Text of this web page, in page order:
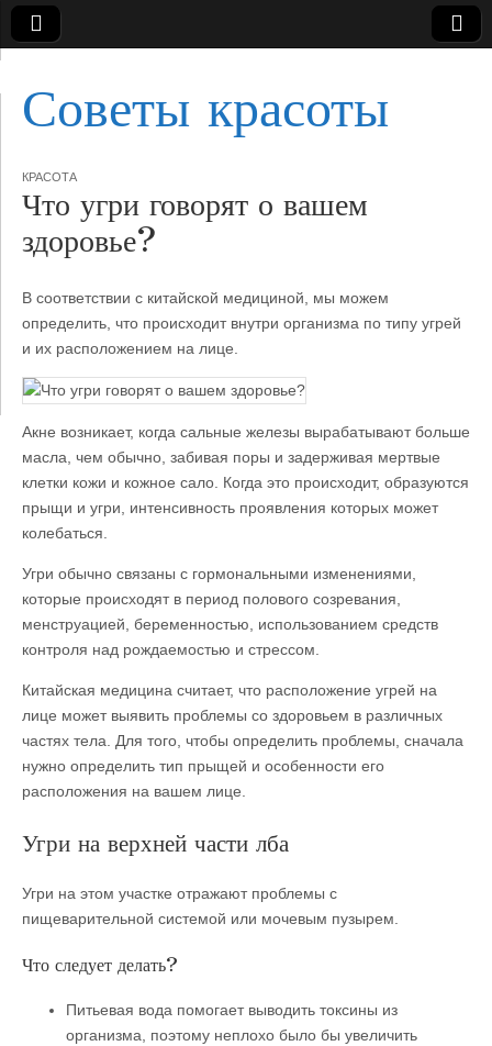
Советы красоты
КРАСОТА
Что угри говорят о вашем
здоровье?
В соответствии с китайской медициной, мы можем
определить, что происходит внутри организма по типу угрей
и их расположением на лице.
Акне возникает, когда сальные железы вырабатывают больше
масла, чем обычно, забивая поры и задерживая мертвые
клетки кожи и кожное сало. Когда это происходит, образуются
прыщи и угри, интенсивность проявления которых может
колебаться.
Угри обычно связаны с гормональными изменениями,
которые происходят в период полового созревания,
менструацией, беременностью, использованием средств
контроля над рождаемостью и стрессом.
Китайская медицина считает, что расположение угрей на
лице может выявить проблемы со здоровьем в различных
частях тела. Для того, чтобы определить проблемы, сначала
нужно определить тип прыщей и особенности его
расположения на вашем лице.
Угри на верхней части лба
Угри на этом участке отражают проблемы с
пищеварительной системой или мочевым пузырем.
Что следует делать?
Питьевая вода помогает выводить токсины из
организма, поэтому неплохо было бы увеличить